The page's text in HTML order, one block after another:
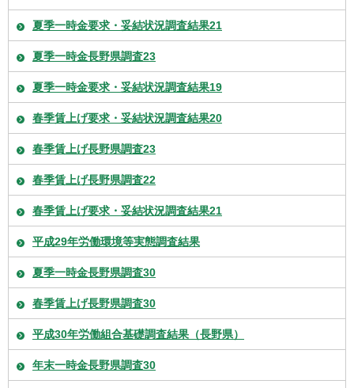
夏季一時金要求・妥結状況調査結果21
夏季一時金長野県調査23
夏季一時金要求・妥結状況調査結果19
春季賃上げ要求・妥結状況調査結果20
春季賃上げ長野県調査23
春季賃上げ長野県調査22
春季賃上げ要求・妥結状況調査結果21
平成29年労働環境等実態調査結果
夏季一時金長野県調査30
春季賃上げ長野県調査30
平成30年労働組合基礎調査結果（長野県）
年末一時金長野県調査30